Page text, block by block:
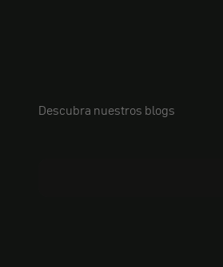
Descubra nuestros blogs